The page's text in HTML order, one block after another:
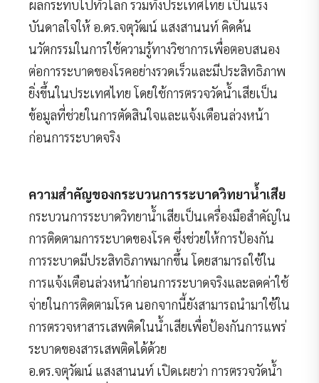
ผลกระทบไปทั่วโลก รวมทั้งประเทศไทย เป็นแรง
บันดาลใจให้ อ.ดร.จตุวัฒน์ แสงสานนท์ คิดค้น
นวัตกรรมในการใช้ความรู้ทางวิชาการเพื่อตอบสนอง
ต่อการระบาดของโรคอย่างรวดเร็วและมีประสิทธิภาพ
ยิ่งขึ้นในประเทศไทย โดยใช้การตรวจวัดน้ำเสียเป็น
ข้อมูลที่ช่วยในการตัดสินใจและแจ้งเตือนล่วงหน้า
ก่อนการระบาดจริง
ความสำคัญของกระบวนการระบาดวิทยาน้ำเสีย
กระบวนการระบาดวิทยาน้ำเสียเป็นเครื่องมือสำคัญใน
การติดตามการระบาดของโรค ซึ่งช่วยให้การป้องกัน
การระบาดมีประสิทธิภาพมากขึ้น โดยสามารถใช้ใน
การแจ้งเตือนล่วงหน้าก่อนการระบาดจริงและลดค่าใช้
จ่ายในการติดตามโรค นอกจากนี้ยังสามารถนำมาใช้ใน
การตรวจหาสารเสพติดในน้ำเสียเพื่อป้องกันการแพร่
ระบาดของสารเสพติดได้ด้วย
อ.ดร.จตุวัฒน์ แสงสานนท์ เปิดเผยว่า การตรวจวัดน้ำ